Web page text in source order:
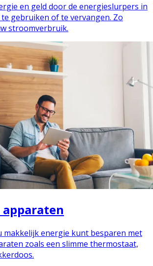
en geld door de energieslurpers in
gebruiken of te vervangen. Zo
stroomverbruik.
apparaten
makkelijk energie kunt besparen met
zoals een slimme thermostaat,